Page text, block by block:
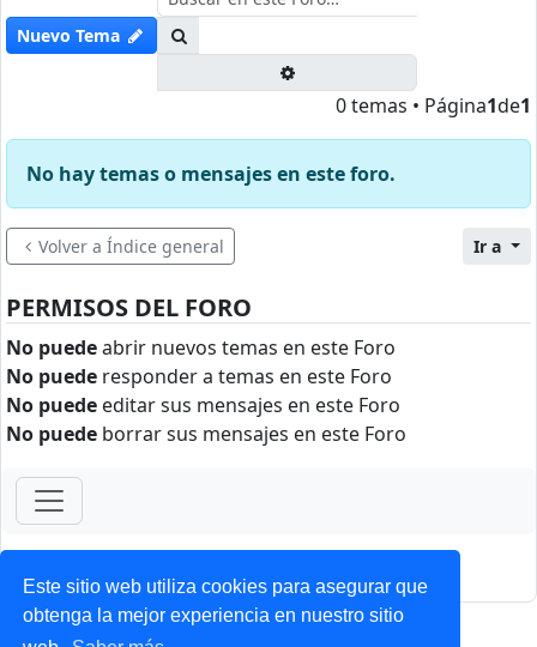
Este sitio web utiliza cookies para asegurar que
obtenga la mejor experiencia en nuestro sitio
Nuevo Tema
0 temas • Página1de1
No hay temas o mensajes en este foro.
Volver a Índice general Ir a
PERMISOS DEL FORO
No puedeabrir nuevos temas en este Foro
No puede responder a temas en este Foro
No puede editar sus mensajes en este Foro
No puede borrar sus mensajes en este Foro
ForoClub 2025
Privacidad| Condiciones